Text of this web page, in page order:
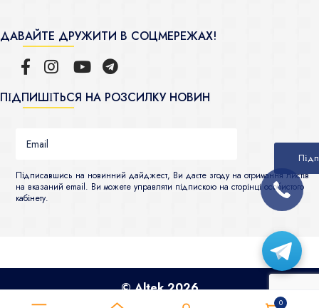
0
ДАВАЙТЕ ДРУЖИТИ В СОЦМЕРЕЖАХ!
ПІДПИШІТЬСЯ НА РОЗСИЛКУ НОВИН
Підписавшись на новинний дайджест, Ви даєте згоду на отримання листів
на вказаний email. Ви можете управляти підпискою на сторінці особистого
кабінету.
© Altek 2026